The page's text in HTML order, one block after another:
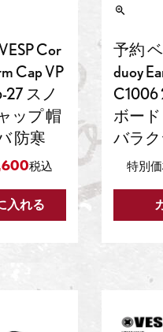
Cor
Cap VP
27 スノ
ップ 帽
防寒
税込
入れる
予約
duoy
C1006
ボー
バラ
特別